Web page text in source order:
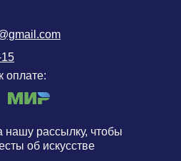
оплате:
нашу рассылку, чтобы
об искусстве